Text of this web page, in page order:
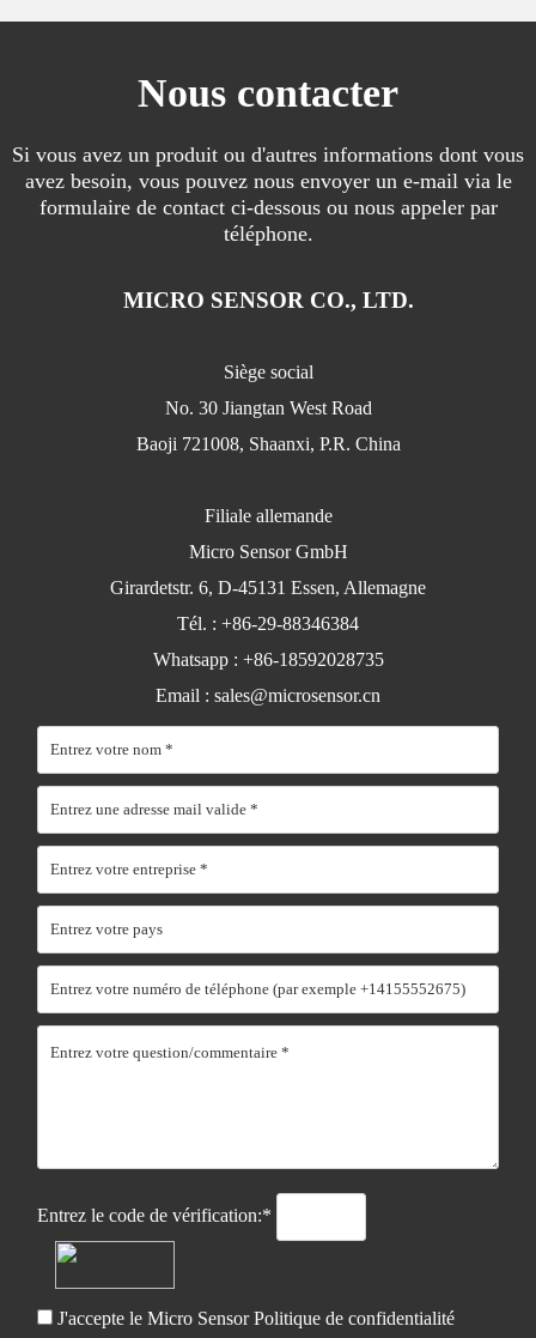
Nous contacter
Si vous avez un produit ou d'autres informations dont vous
avez besoin, vous pouvez nous envoyer un e-mail via le
formulaire de contact ci-dessous ou nous appeler par
téléphone.
MICRO SENSOR CO., LTD.
Siège social
No. 30 Jiangtan West Road
Baoji 721008, Shaanxi, P.R. China
Filiale allemande
Micro Sensor GmbH
Girardetstr. 6, D-45131 Essen, Allemagne
Tél. : +86-29-88346384
Whatsapp : +86-18592028735
Email : sales@microsensor.cn
Entrez le code de vérification:*
J'accepte le Micro SensorPolitique de confidentialité